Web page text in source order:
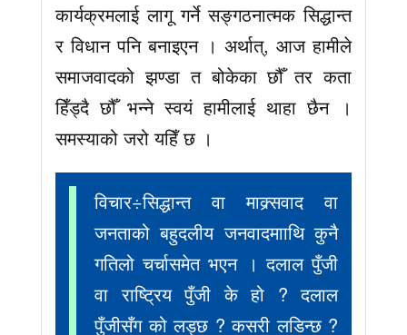
कार्यक्रमलाई लागू गर्ने सङ्गठनात्मक सिद्धान्त
र विधान पनि बनाइएन । अर्थात्, आज हामीले
समाजवादको झण्डा त बोकेका छौँ तर कता
हिँड्दै छौँ भन्ने स्वयं हामीलाई थाहा छैन ।
समस्याको जरो यहिँ छ ।
विचार÷सिद्धान्त वा माक्र्सवाद वा
जनताको बहुदलीय जनवादमााथि कुनै
गतिलो चर्चासमेत भएन । दलाल पुँजी
वा राष्ट्रिय पुँजी के हो ? दलाल
पुँजीसँग को लड्छ ? कसरी लडिन्छ ?